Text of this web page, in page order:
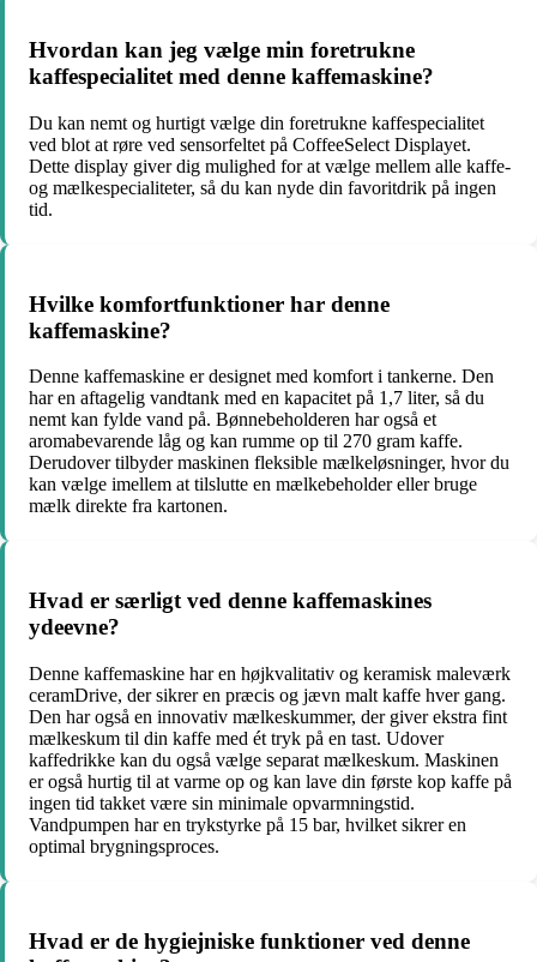
Hvordan kan jeg vælge min foretrukne
kaffespecialitet med denne kaffemaskine?
Du kan nemt og hurtigt vælge din foretrukne kaffespecialitet
ved blot at røre ved sensorfeltet på CoffeeSelect Displayet.
Dette display giver dig mulighed for at vælge mellem alle kaffe-
og mælkespecialiteter, så du kan nyde din favoritdrik på ingen
tid.
Hvilke komfortfunktioner har denne
kaffemaskine?
Denne kaffemaskine er designet med komfort i tankerne. Den
har en aftagelig vandtank med en kapacitet på 1,7 liter, så du
nemt kan fylde vand på. Bønnebeholderen har også et
aromabevarende låg og kan rumme op til 270 gram kaffe.
Derudover tilbyder maskinen fleksible mælkeløsninger, hvor du
kan vælge imellem at tilslutte en mælkebeholder eller bruge
mælk direkte fra kartonen.
Hvad er særligt ved denne kaffemaskines
ydeevne?
Denne kaffemaskine har en højkvalitativ og keramisk maleværk
ceramDrive, der sikrer en præcis og jævn malt kaffe hver gang.
Den har også en innovativ mælkeskummer, der giver ekstra fint
mælkeskum til din kaffe med ét tryk på en tast. Udover
kaffedrikke kan du også vælge separat mælkeskum. Maskinen
er også hurtig til at varme op og kan lave din første kop kaffe på
ingen tid takket være sin minimale opvarmningstid.
Vandpumpen har en trykstyrke på 15 bar, hvilket sikrer en
optimal brygningsproces.
Hvad er de hygiejniske funktioner ved denne